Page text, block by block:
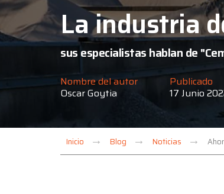
La industria
sus especialistas hablan de
Nombre del autor
Oscar Goytia
Publicado
17 Junio
Inicio Blog Noticias